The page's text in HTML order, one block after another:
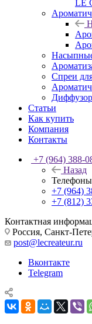
LE
Спреи
Статьи
Как купить
Компания
Контакты
+7 (964) 388-
Назад
Телефоны
+7 (964)
+7 (812)
Контактная
Россия, Санкт-
post@lecreateur.ru
Вконтакте
Telegram